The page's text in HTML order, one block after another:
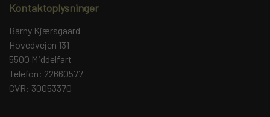
Kontaktoplysninger
Barny Kjærsgaard
Hovedvejen 131
5500 Middelfart
Telefon: 22660577
CVR: 30053370